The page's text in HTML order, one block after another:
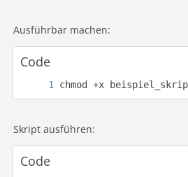
Ausführbar machen:
Code
chmod +x
Skript ausführen:
Code